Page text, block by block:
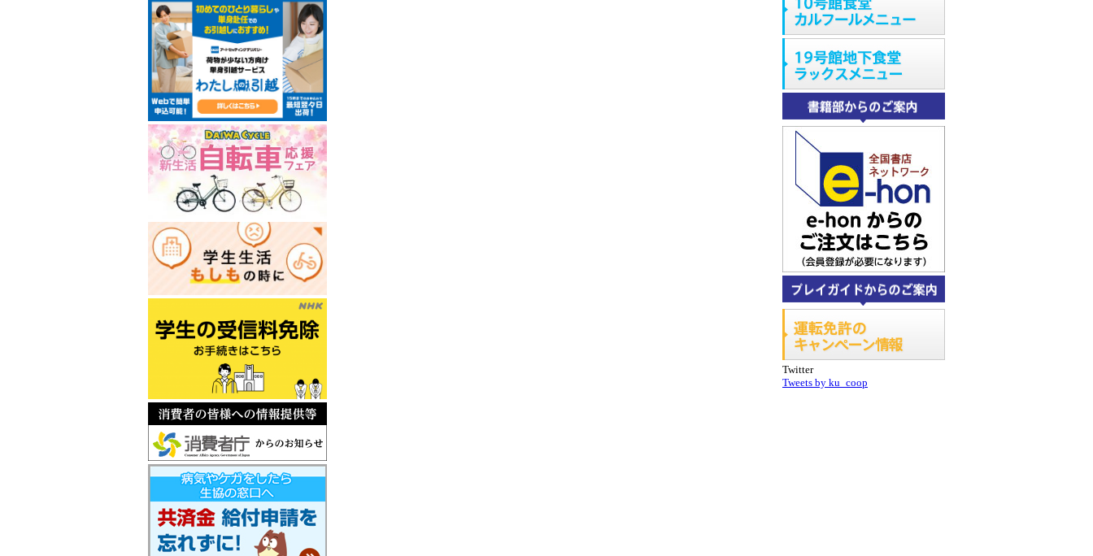
Twitter
Tweets by ku_coop